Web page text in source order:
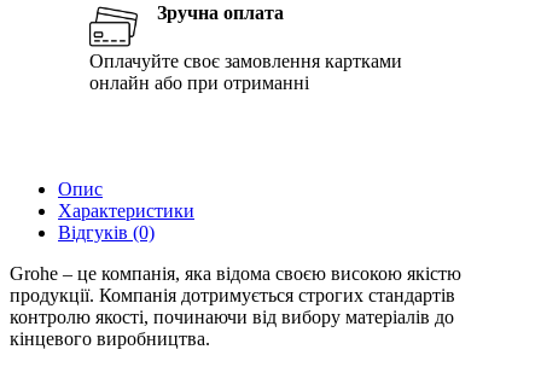
Зручна оплата
Оплачуйте своє замовлення картками
онлайн або при отриманні
Опис
Характеристики
Відгуків (0)
Grohe – це компанія, яка відома своєю високою якістю
продукції. Компанія дотримується строгих стандартів
контролю якості, починаючи від вибору матеріалів до
кінцевого виробництва.